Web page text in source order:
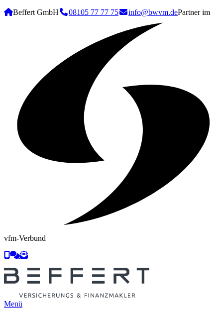
Beffert GmbH 08105 77 77 75 info@bwvm.dePartner im
vfm-Verbund
Menü